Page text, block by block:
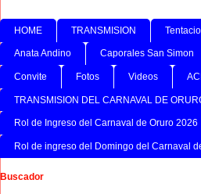
HOME TRANSMISION
Anata Andino Caporales San Simon
Convite Fotos Videos
TRANSMISION DEL CARNAVAL DE
Rol de Ingreso del Carnaval de Oruro 2026
Rol de ingreso del Domingo del Carnaval
Buscador